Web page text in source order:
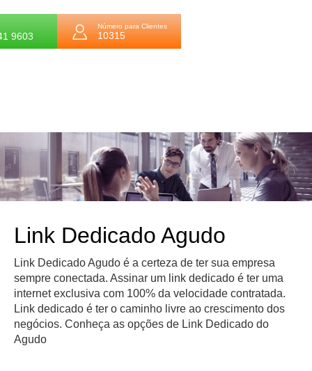
9603
Número para Clientes
10315
Link Dedicado Agudo
Link Dedicado Agudo é a certeza de ter sua empresa
sempre conectada. Assinar um link dedicado é ter uma
internet exclusiva com 100% da velocidade contratada.
Link dedicado é ter o caminho livre ao crescimento dos
negócios. Conheça as opções de Link Dedicado do
Agudo